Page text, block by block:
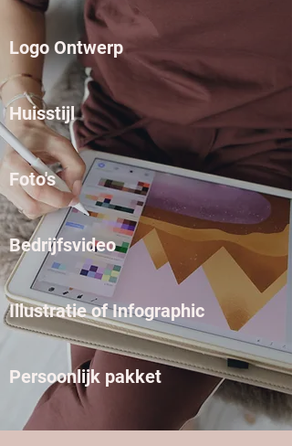
Logo Ontwerp
Huisstijl
Foto's
Bedrijfsvideo
Illustratie of Infographic
Persoonlijk pakket